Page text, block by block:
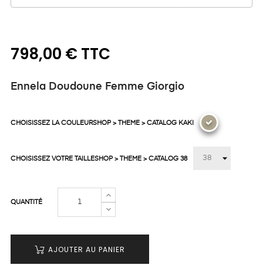
798,00 € TTC
Ennela Doudoune Femme Giorgio
CHOISISSEZ LA COULEURSHOP > THEME > CATALOG KAKI
CHOISISSEZ VOTRE TAILLESHOP > THEME > CATALOG 38
QUANTITÉ
AJOUTER AU PANIER